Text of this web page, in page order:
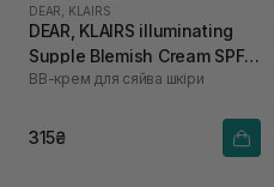
DEAR, KLAIRS
DEAR, KLAIRS illuminating
Supple Blemish Cream SPF
40 10 мл
ВВ-крем для сяйва шкіри
315₴